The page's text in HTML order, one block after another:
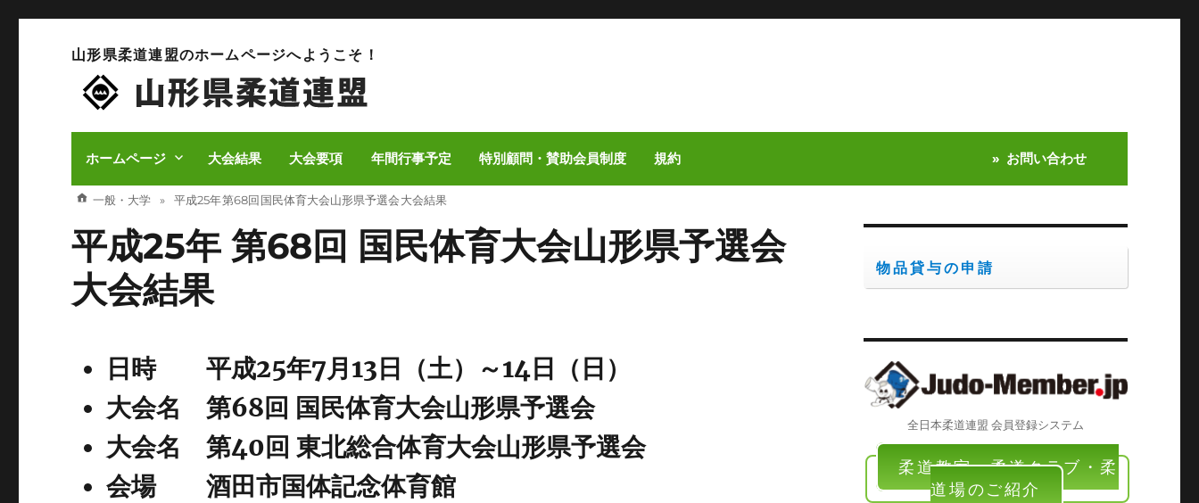
山形県柔道連盟のホームページへようこそ！
ホームページ 大会結果 大会要項 年間行事予定 特別顧問・賛助会員制度 規約 お問い合わせ
一般・大学 平成25年 第68回 国民体育大会山形県予選会 大会結果
平成25年 第68回 国民体育大会山形県予選会
大会結果
日時 平成25年7月13日（土）～14日（日）
大会名 第68回 国民体育大会山形県予選会
大会名 第40回 東北総合体育大会山形県予選会
会場 酒田市国体記念体育館
物品貸与の申請
全日本柔道連盟 会員登録システム
柔道教室・柔道クラブ・柔
道場のご紹介